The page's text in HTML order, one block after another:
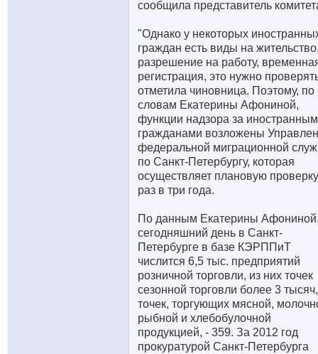
сообщила представитель
"Однако у некоторых
граждан есть виды на
разрешение на работу,
регистрация, это нужно
отметила чиновница. Поэтому, по
словам Екатерины Афониной,
функции надзора за
гражданами возложены
федеральной миграционной
по Санкт-Петербургу, которая
осуществляет плановую проверку
раз в три года.
По данным Екатерины
сегодняшний день в Санкт-
Петербурге в базе КЭРППиТ
числится 6,5 тыс. предприятий
розничной торговли, из них точек
сезонной торговли более 3
точек, торгующих мясной,
рыбной и хлебобулочной
продукцией, - 359. За 2012 год
прокуратурой Санкт-Петербурга